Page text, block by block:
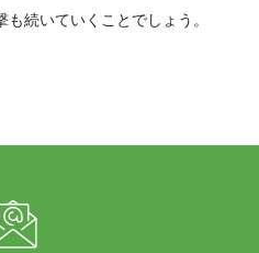
も続いていくことでしょう。